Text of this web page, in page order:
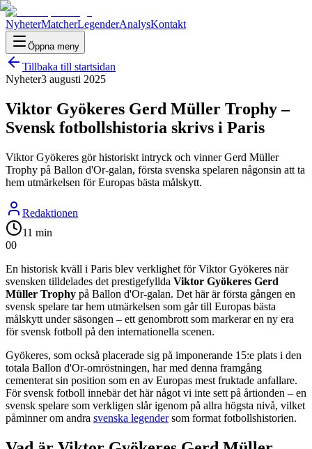
NyheterMatcherLegenderAnalysKontakt
Öppna meny
Tillbaka till startsidan
Nyheter3 augusti 2025
Viktor Gyökeres Gerd Müller Trophy –
Svensk fotbollshistoria skrivs i Paris
Viktor Gyökeres gör historiskt intryck och vinner Gerd Müller
Trophy på Ballon d'Or-galan, första svenska spelaren någonsin att ta
hem utmärkelsen för Europas bästa målskytt.
Redaktionen
11 min
00
En historisk kväll i Paris blev verklighet för Viktor Gyökeres när
svensken tilldelades det prestigefyllda Viktor Gyökeres Gerd
Müller Trophy på Ballon d'Or-galan. Det här är första gången en
svensk spelare tar hem utmärkelsen som går till Europas bästa
målskytt under säsongen – ett genombrott som markerar en ny era
för svensk fotboll på den internationella scenen.
Gyökeres, som också placerade sig på imponerande 15:e plats i den
totala Ballon d'Or-omröstningen, har med denna framgång
cementerat sin position som en av Europas mest fruktade anfallare.
För svensk fotboll innebär det här något vi inte sett på årtionden – en
svensk spelare som verkligen slår igenom på allra högsta nivå, vilket
påminner om andra svenska legendersom format fotbollshistorien.